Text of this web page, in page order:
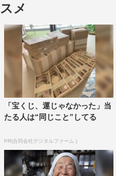
収穫祭
衆の敵～』『今からあなた
偵』『刑事ゆがみ』『奥様
』
メ
「宝くじ、運じゃなかった」当
たる人は“同じこと”してる
PR(合同会社デジタルファーム )